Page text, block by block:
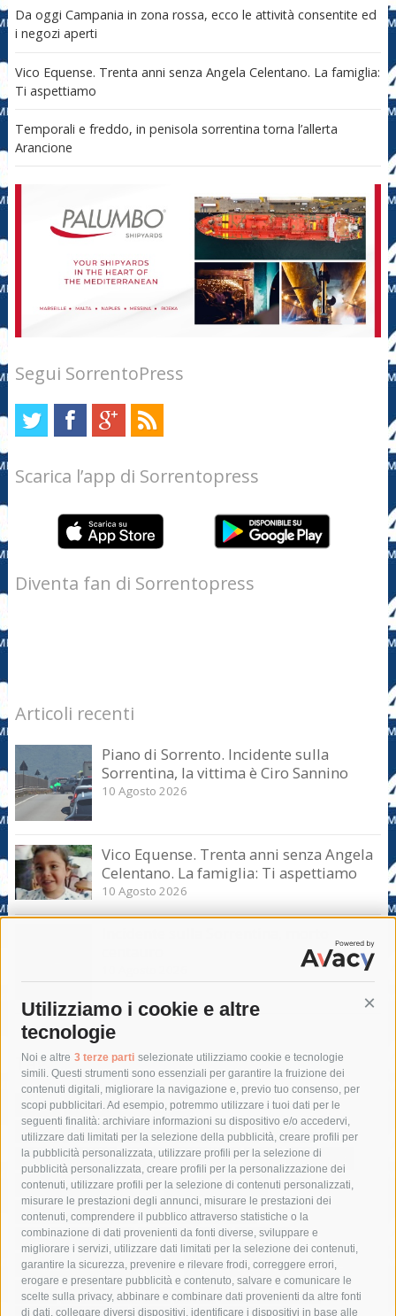
Utilizziamo i cookie e altre
tecnologie
Noi e altre 3 terze parti selezionate utilizziamo cookie e tecnologie
simili. Questi strumenti sono essenziali per garantire la fruizione dei
contenuti digitali, migliorare la navigazione e, previo tuo consenso, per
scopi pubblicitari. Ad esempio, potremmo utilizzare i tuoi dati per le
seguenti finalità: archiviare informazioni su dispositivo e/o accedervi,
utilizzare dati limitati per la selezione della pubblicità, creare profili per
la pubblicità personalizzata, utilizzare profili per la selezione di
pubblicità personalizzata, creare profili per la personalizzazione dei
contenuti, utilizzare profili per la selezione di contenuti personalizzati,
misurare le prestazioni degli annunci, misurare le prestazioni dei
contenuti, comprendere il pubblico attraverso statistiche o la
combinazione di dati provenienti da fonti diverse, sviluppare e
migliorare i servizi, utilizzare dati limitati per la selezione dei contenuti,
garantire la sicurezza, prevenire e rilevare frodi, correggere errori,
erogare e presentare pubblicità e contenuto, salvare e comunicare le
scelte sulla privacy, abbinare e combinare dati provenienti da altre fonti
di dati, collegare diversi dispositivi, identificare i dispositivi in base alle
Da oggi Campania in zona rossa, ecco le attività consentite ed
i negozi aperti
Vico Equense. Trenta anni senza Angela Celentano. La famiglia:
Ti aspettiamo
Temporali e freddo, in penisola sorrentina torna l’allerta
Arancione
Segui SorrentoPress
Scarica l’app di Sorrentopress
Diventa fan di Sorrentopress
Articoli recenti
Piano di Sorrento. Incidente sulla
Sorrentina, la vittima è Ciro Sannino
10 Agosto 2026
Vico Equense. Trenta anni senza Angela
Celentano. La famiglia: Ti aspettiamo
10 Agosto 2026
Tag
acqua allerta meteo
anas
area marina protetta di punta campanella
arresto
Asl Napoli 3 sud
capitaneria di porto capri
carabinieri
castellammare di stabia
circumvesuviana
comune di sorrento
concerto
contagi
costiera amalfitana
covid-19 eav
elezioni
fondazione sorrento
gori guardia costiera
incidente
lavori
lorenzo balducelli mare
massa lubrense